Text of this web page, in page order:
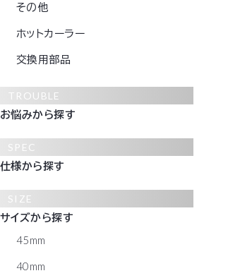
その他
ホットカーラー
交換用部品
TROUBLE
お悩みから探す
SPEC
仕様から探す
SIZE
サイズから探す
45mm
40mm